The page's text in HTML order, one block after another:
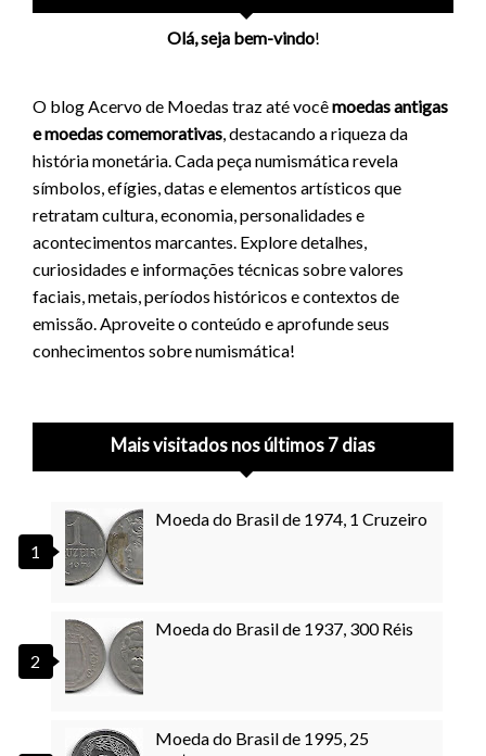
Olá, seja bem-vindo!
O blog Acervo de Moedas traz até vocêmoedas antigas
e moedas comemorativas, destacando a riqueza da
história monetária. Cada peça numismática revela
símbolos, efígies, datas e elementos artísticos que
retratam cultura, economia, personalidades e
acontecimentos marcantes. Explore detalhes,
curiosidades e informações técnicas sobre valores
faciais, metais, períodos históricos e contextos de
emissão. Aproveite o conteúdo e aprofunde seus
conhecimentos sobre numismática!
Mais visitados nos últimos 7 dias
Moeda do Brasil de 1974, 1 Cruzeiro
Moeda do Brasil de 1937, 300 Réis
Moeda do Brasil de 1995, 25